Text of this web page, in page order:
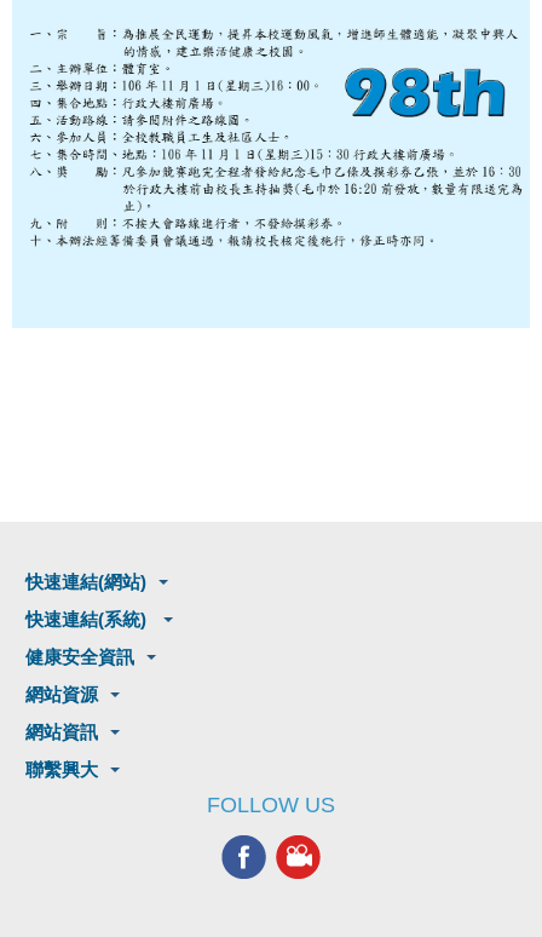
快速連結(網站)
快速連結(系統)
健康安全資訊
網站資源
網站資訊
聯繫興大
FOLLOW US